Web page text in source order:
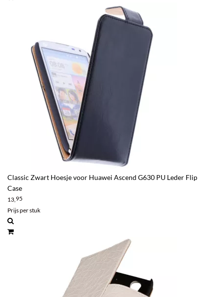
Classic Zwart Hoesje voor Huawei Ascend G630 PU Leder Flip
Case
13,95
Prijs per stuk